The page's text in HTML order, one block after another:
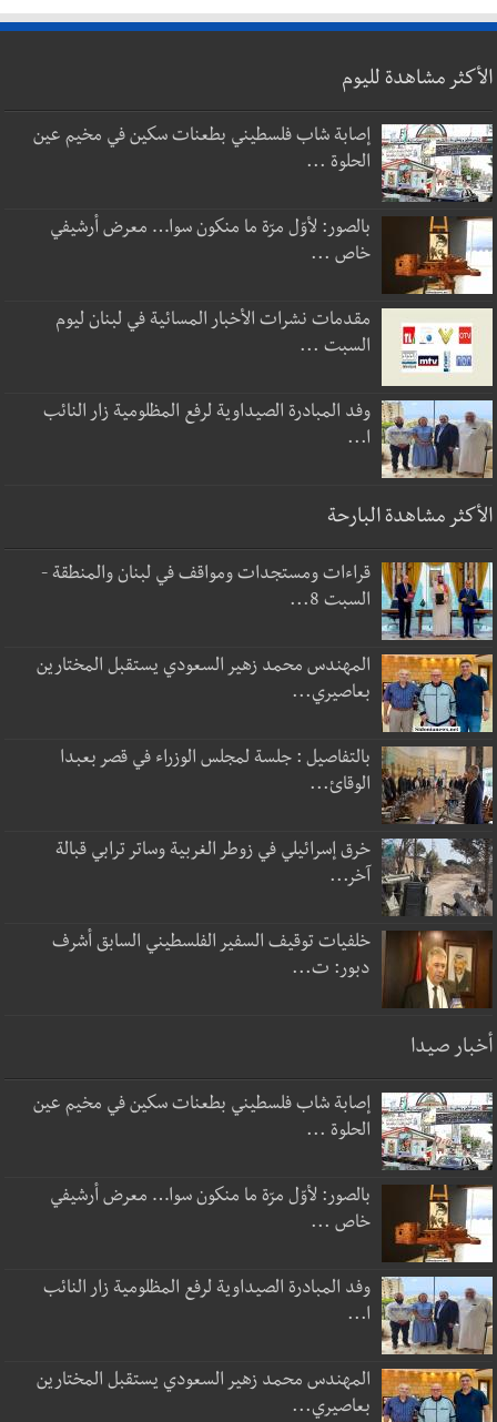
الأكثر مشاهدة لليوم
إصابة شاب فلسطيني بطعنات سكين في مخيم عين
الحلوة ...
بالصور: لأوّل مرّة ما منكون سوا… معرض أرشيفي
خاص ...
مقدمات نشرات الأخبار المسائية في لبنان ليوم
السبت ...
وفد المبادرة الصيداوية لرفع المظلومية زار النائب
ا...
الأكثر مشاهدة البارحة
قراءات ومستجدات ومواقف في لبنان والمنطقة -
السبت 8...
المهندس محمد زهير السعودي يستقبل المختارين
بعاصيري...
بالتفاصيل : جلسة لمجلس الوزراء في قصر بعبدا
الوقائ...
خرق إسرائيلي في زوطر الغربية وساتر ترابي قبالة
آخر...
خلفيات توقيف السفير الفلسطيني السابق أشرف
دبور: ت...
أخبار صيدا
إصابة شاب فلسطيني بطعنات سكين في مخيم عين
الحلوة ...
بالصور: لأوّل مرّة ما منكون سوا… معرض أرشيفي
خاص ...
وفد المبادرة الصيداوية لرفع المظلومية زار النائب
ا...
المهندس محمد زهير السعودي يستقبل المختارين
بعاصيري...